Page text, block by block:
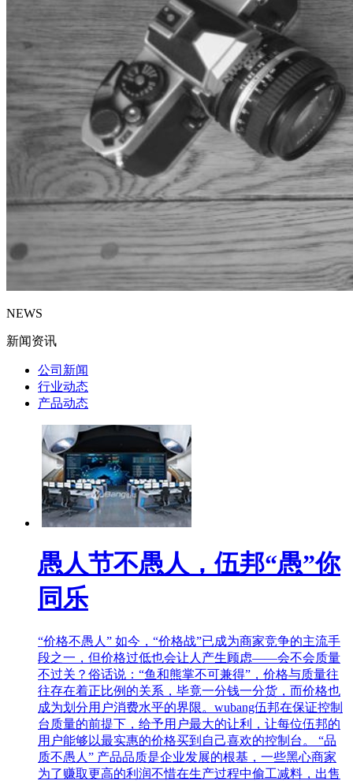
NEWS
新闻资讯
公司新闻
行业动态
产品动态
愚人节不愚人，伍邦“愚”你
同乐
“价格不愚人” 如今，“价格战”已成为商家竞争的主流手
段之一，但价格过低也会让人产生顾虑——会不会质量
不过关？俗话说：“鱼和熊掌不可兼得”，价格与质量往
往存在着正比例的关系，毕竟一分钱一分货，而价格也
成为划分用户消费水平的界限。wubang伍邦在保证控制
台质量的前提下，给予用户最大的让利，让每位伍邦的
用户能够以最实惠的价格买到自己喜欢的控制台。 “品
质不愚人” 产品品质是企业发展的根基，一些黑心商家
为了赚取更高的利润不惜在生产过程中偷工减料，出售